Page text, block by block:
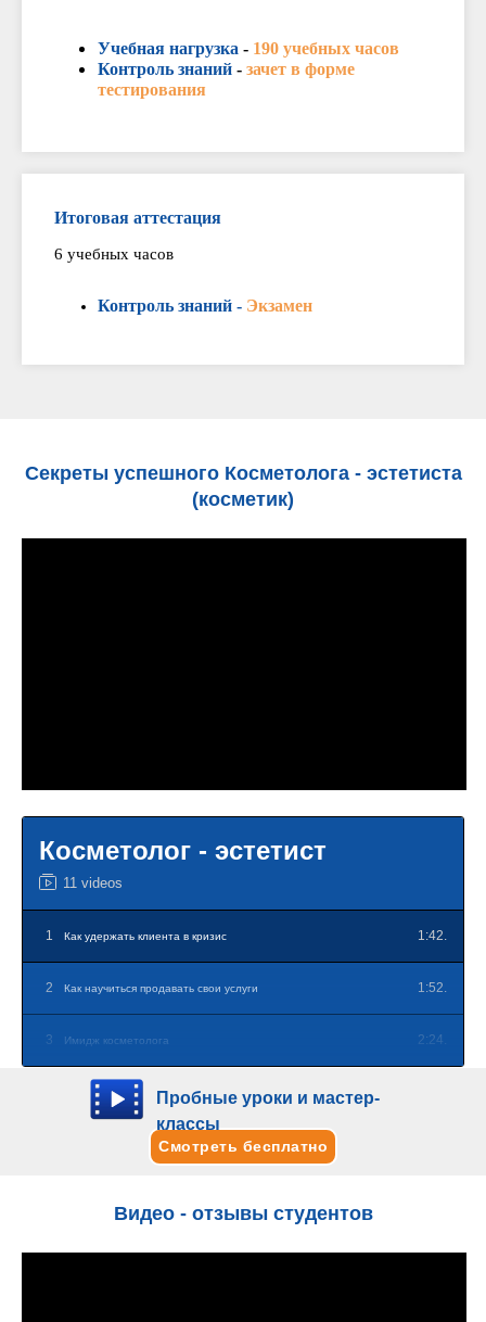
Учебная нагрузка - 190 учебных часов
Контроль знаний - зачет в форме
тестирования
Итоговая аттестация
6 учебных часов
Контроль знаний - Экзамен
Секреты успешного Косметолога - эстетиста
(косметик)
Косметолог - эстетист
11 videos
1 Как удержать клиента в кризис 1:42.
2 Как научиться продавать свои услуги 1:52.
3 Имидж косметолога 2:24.
Бьюти - кругозор
Главный конкурент косметологаСмотреть бесплатно
Пробные уроки и мастер-
классы
Видео - отзывы студентов